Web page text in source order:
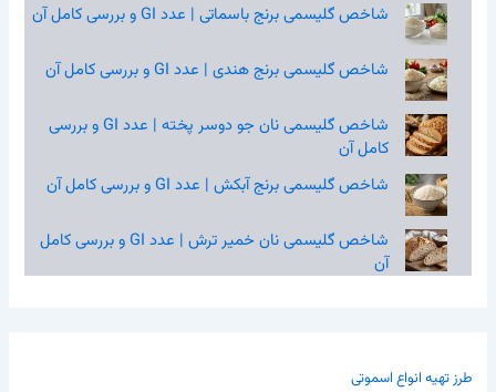
شاخص گلیسمی برنج باسماتی | عدد GI و بررسی کامل آن
شاخص گلیسمی برنج هندی | عدد GI و بررسی کامل آن
شاخص گلیسمی نان جو دوسر پخته | عدد GI و بررسی
کامل آن
شاخص گلیسمی برنج آبکش | عدد GI و بررسی کامل آن
شاخص گلیسمی نان خمیر ترش | عدد GI و بررسی کامل
آن
طرز تهیه انواع اسموتی